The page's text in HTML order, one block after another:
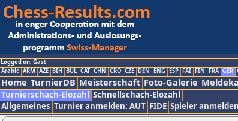
Logged on: Gast
Arabic ARM AZE BIH BUL CAT CHN CRO CZE DEN ENG ESP FAI FIN FRA GER
Home TurnierDB Meisterschaft Foto-Galerie
Turnierschach-Elozahl Schnellschach-Elozahl
Allgemeines Turnier anmelden: AUT FIDE Spieler anmelden